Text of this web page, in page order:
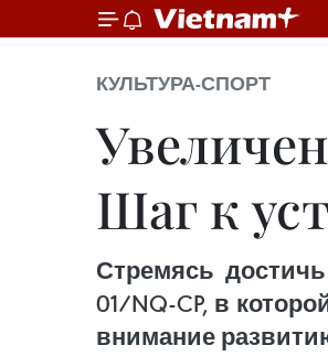
КУЛЬТУРА-СПОРТ
Шаг к
Стремясь
01/NQ-CP, в
внимание